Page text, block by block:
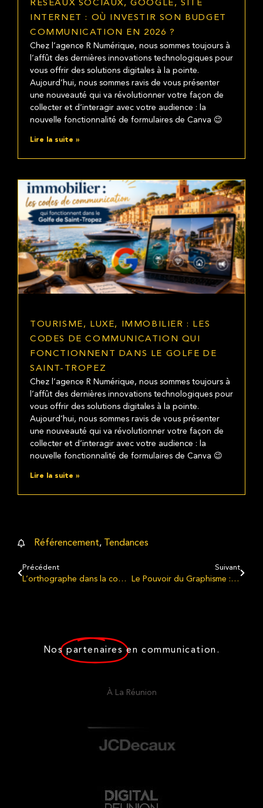
RÉSEAUX SOCIAUX, GOOGLE, SITE
INTERNET : OÙ INVESTIR SON BUDGET
COMMUNICATION EN 2026 ?
Chez l’agence R Numérique, nous sommes toujours à
l’affût des dernières innovations technologiques pour
vous offrir des solutions digitales à la pointe.
Aujourd’hui, nous sommes ravis de vous présenter
une nouveauté qui va révolutionner votre façon de
collecter et d’interagir avec votre audience : la
nouvelle fonctionnalité de formulaires de Canva 😉
Lire la suite »
TOURISME, LUXE, IMMOBILIER : LES
CODES DE COMMUNICATION QUI
FONCTIONNENT DANS LE GOLFE DE
SAINT-TROPEZ
Chez l’agence R Numérique, nous sommes toujours à
l’affût des dernières innovations technologiques pour
vous offrir des solutions digitales à la pointe.
Aujourd’hui, nous sommes ravis de vous présenter
une nouveauté qui va révolutionner votre façon de
collecter et d’interagir avec votre audience : la
nouvelle fonctionnalité de formulaires de Canva 😉
Lire la suite »
Référencement, Tendances
Précédent
L’orthographe dans la communication professionnelle
Suivant
Le Pouvoir du Graphisme : Une Communication Visuelle Incontournable pour les Entreprises
Nos partenaires en communication.
À La Réunion